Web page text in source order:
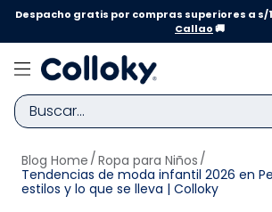
Despacho gratis por compras superiores a s/
Callao🚚
Buscar...
Blog Home Ropa para Niños
Tendencias de moda infantil 2026 en
estilos y lo que se lleva | Colloky
TÉRMINOS MÁS BUSCADOS
1.
zapatillas niña